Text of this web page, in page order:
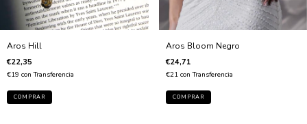
Aros Hill
€22,35
€19 con Transferencia
Aros Bloom Negro
€24,71
€21 con Transferencia